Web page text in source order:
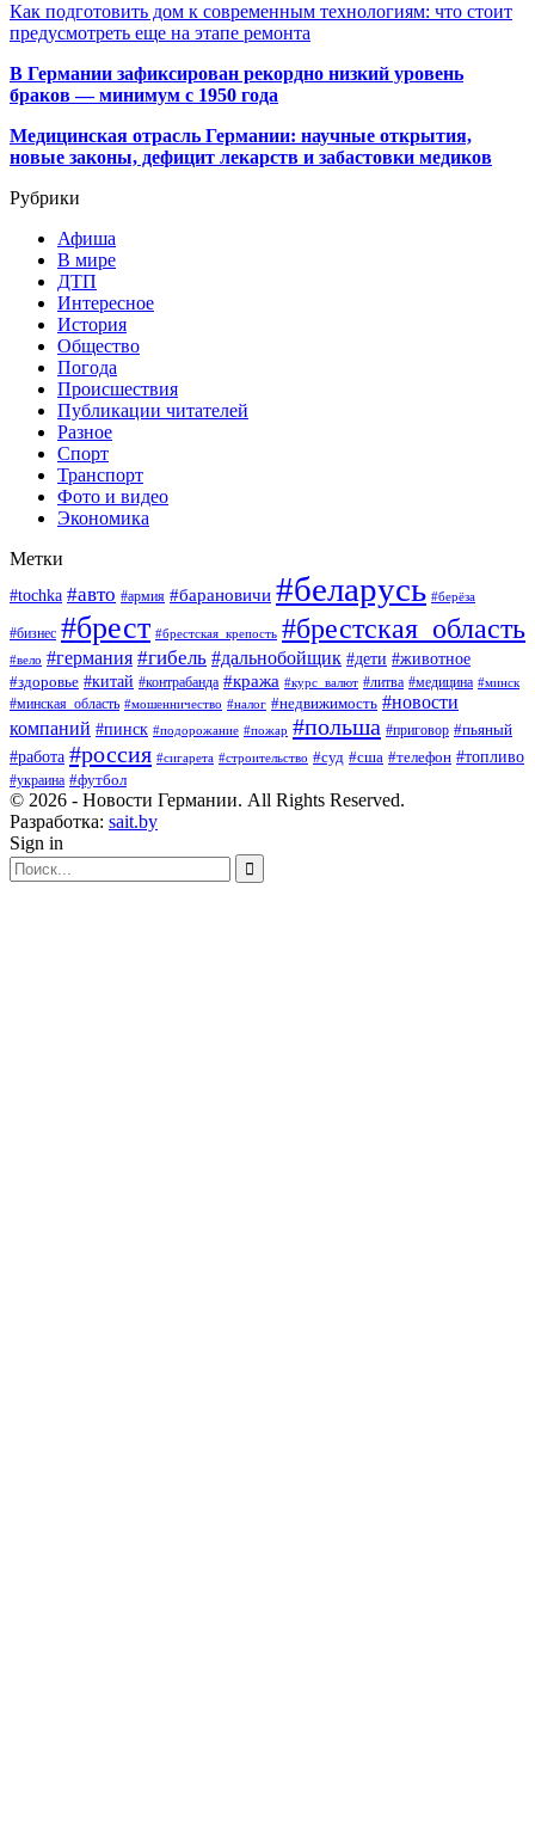
Как подготовить дом к современным технологиям: что стоит
предусмотреть еще на этапе ремонта
В Германии зафиксирован рекордно низкий уровень
браков — минимум с 1950 года
Медицинская отрасль Германии: научные открытия,
новые законы, дефицит лекарств и забастовки медиков
Рубрики
Афиша
В мире
ДТП
Интересное
История
Общество
Погода
Происшествия
Публикации читателей
Разное
Спорт
Транспорт
Фото и видео
Экономика
Метки
#tochka #авто #армия #барановичи #беларусь #берёза
#бизнес #брест #брестская_крепость #брестская_область
#вело #германия #гибель #дальнобойщик #дети #животное
#здоровье #китай #контрабанда #кража #курс_валют #литва #медицина #минск
#минская_область #мошенничество #налог #недвижимость #новости
компаний #пинск #подорожание #пожар #польша #приговор #пьяный
#работа #россия #сигарета #строительство #суд #сша #телефон #топливо
#украина #футбол
© 2026 - Новости Германии. All Rights Reserved.
Разработка: sait.by
Sign in